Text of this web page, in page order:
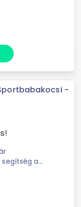
-
segítség a